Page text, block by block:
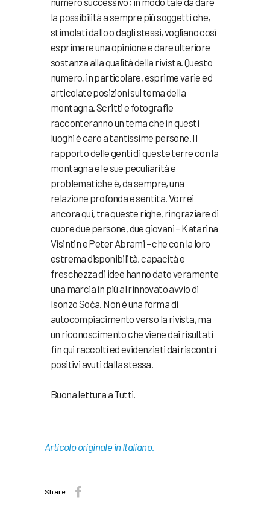
la possibilità a sempre più soggetti che,
stimolati dallo o dagli stessi, vogliano così
esprimere una opinione e dare ulteriore
sostanza alla qualità della rivista. Questo
numero, in particolare, esprime varie ed
articolate posizioni sul tema della
montagna. Scritti e fotografie
racconteranno un tema che in questi
luoghi è caro a tantissime persone. Il
rapporto delle genti di queste terre con la
montagna e le sue peculiarità e
problematiche è, da sempre, una
relazione profonda e sentita. Vorrei
ancora qui, tra queste righe, ringraziare di
cuore due persone, due giovani – Katarina
Visintin e Peter Abrami – che con la loro
estrema disponibilità, capacità e
freschezza di idee hanno dato veramente
una marcia in più al rinnovato avvio di
Isonzo Soča. Non è una forma di
autocompiacimento verso la rivista, ma
un riconoscimento che viene dai risultati
fin qui raccolti ed evidenziati dai riscontri
positivi avuti dalla stessa.
Buona lettura a Tutti.
Articolo originale in Italiano.
Share: